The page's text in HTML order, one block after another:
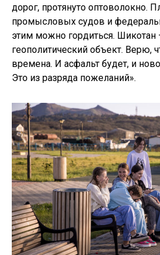
дорог, протянуто оптоволокно.
промысловых судов и
этим можно гордиться.
геополитический объект. Верю,
времена. И асфальт будет, и
Это из разряда пожеланий».